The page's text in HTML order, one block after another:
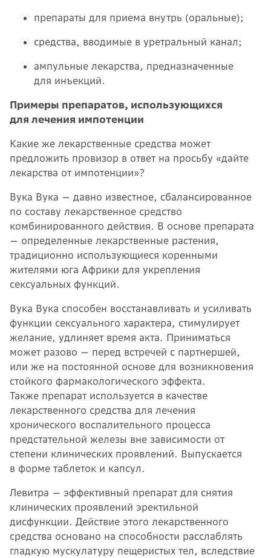
препараты для приема внутрь (оральные);
средства, вводимые в уретральный канал;
ампульные лекарства, предназначенные
для инъекций.
Примеры препаратов, использующихся
для лечения импотенции
Какие же лекарственные средства может
предложить провизор в ответ на просьбу «дайте
лекарства от импотенции»?
Вука Вука — давно известное, сбалансированное
по составу лекарственное средство
комбинированного действия. В основе препарата
— определенные лекарственные растения,
традиционно использующиеся коренными
жителями юга Африки для укрепления
сексуальных функций.
Вука Вука способен восстанавливать и усиливать
функции сексуального характера, стимулирует
желание, удлиняет время акта. Приниматься
может разово — перед встречей с партнершей,
или же на постоянной основе для возникновения
стойкого фармакологического эффекта.
Также препарат используется в качестве
лекарственного средства для лечения
хронического воспалительного процесса
предстательной железы вне зависимости от
степени клинических проявлений. Выпускается
в форме таблеток и капсул.
Левитра — эффективный препарат для снятия
клинических проявлений эректильной
дисфункции. Действие этого лекарственного
средства основано на способности расслаблять
гладкую мускулатуру пещеристых тел, вследствие